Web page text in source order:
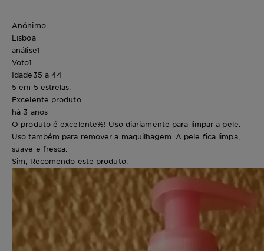
Anónimo
Lisboa
análise1
Voto1
Idade35 a 44
5 em 5 estrelas.
Excelente produto
há 3 anos
O produto é excelente%! Uso diariamente para limpar a pele.
Uso também para remover a maquilhagem. A pele fica limpa,
suave e fresca.
Sim, Recomendo este produto.